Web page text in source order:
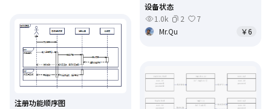
设备状态
1.0k
2
7
Mr.Qu
￥6
注册功能顺序图